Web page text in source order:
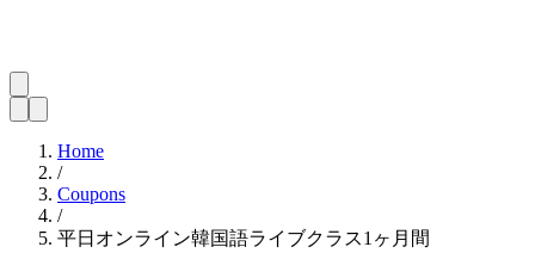
Home
/
Coupons
/
平日オンライン韓国語ライブクラス1ヶ月間